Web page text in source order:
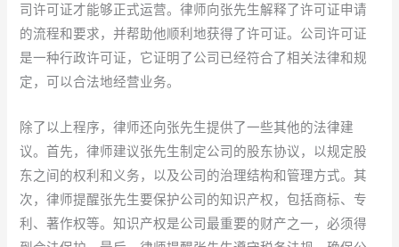
司许可证才能够正式运营。律师向张先生解释了许可证申请
的流程和要求，并帮助他顺利地获得了许可证。公司许可证
是一种行政许可证，它证明了公司已经符合了相关法律和规
定，可以合法地经营业务。
除了以上程序，律师还向张先生提供了一些其他的法律建
议。首先，律师建议张先生制定公司的股东协议，以规定股
东之间的权利和义务，以及公司的治理结构和管理方式。其
次，律师提醒张先生要保护公司的知识产权，包括商标、专
利、著作权等。知识产权是公司最重要的财产之一，必须得